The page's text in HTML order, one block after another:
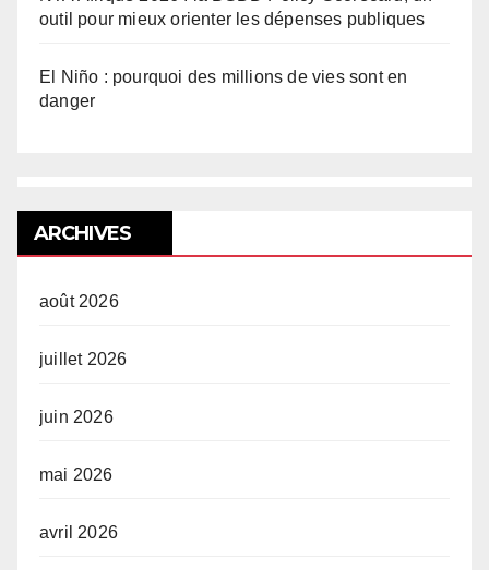
outil pour mieux orienter les dépenses publiques
El Niño : pourquoi des millions de vies sont en
danger
ARCHIVES
août 2026
juillet 2026
juin 2026
mai 2026
avril 2026